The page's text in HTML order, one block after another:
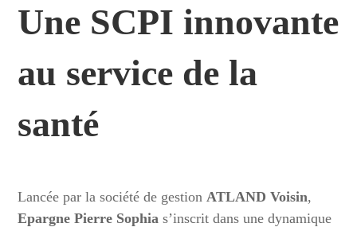
Une SCPI innovante
au service de la
santé
Lancée par la société de gestion ATLAND Voisin,
Epargne Pierre Sophia s’inscrit dans une dynamique